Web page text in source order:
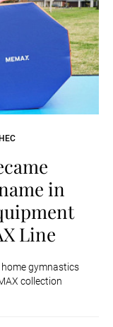
in
Line
gymnastics
collection